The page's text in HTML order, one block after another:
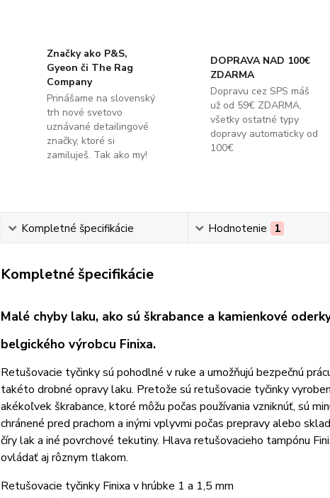
Značky ako P&S,
Gyeon či The Rag
Company
Prinášame na slovenský
trh nové svetovo
uznávané detailingové
značky, ktoré si
zamiluješ. Tak ako my!
DOPRAVA NAD 100€
ZDARMA
Dopravu cez SPS máš
už od 59€ ZDARMA,
všetky ostatné typy
dopravy automaticky od
100€
Kompletné špecifikácie Hodnotenie 1
Kompletné špecifikácie
Malé chyby laku, ako sú škrabance a kamienkové
belgického výrobcu Finixa.
Retušovacie tyčinky sú pohodlné v ruke a umožňujú bezpečnú
takéto drobné opravy laku. Pretože sú retušovacie tyčinky
akékoľvek škrabance, ktoré môžu počas používania vzniknúť, sú
chránené pred prachom a inými vplyvmi počas prepravy alebo
číry lak a iné povrchové tekutiny. Hlava retušovacieho tampónu
ovládať aj rôznym tlakom.
Retušovacie tyčinky Finixa v hrúbke 1 a 1,5 mm